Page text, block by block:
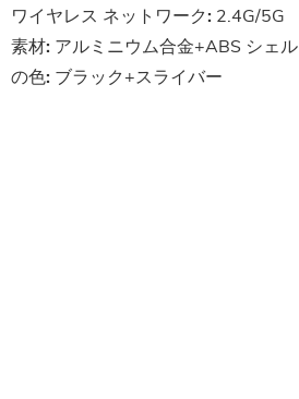
ワイヤレス ネットワーク: 2.4G/5G
素材: アルミニウム合金+ABS シェル
の色: ブラック+スライバー